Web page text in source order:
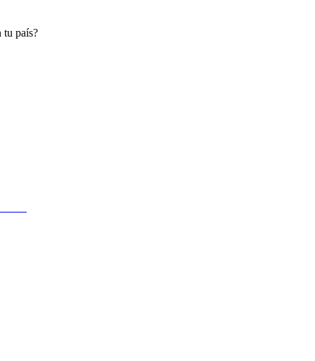
tu país?